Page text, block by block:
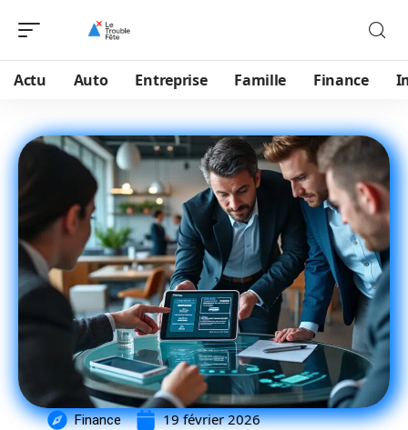
Actu Auto Entreprise Famille Finance
Finance 19 février 2026